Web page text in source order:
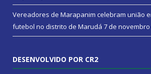
Vereadores de Marapanim celebram união
futebol no distrito de Marudá 7 de novembro
DESENVOLVIDO POR CR2